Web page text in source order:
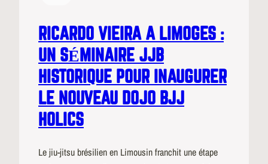
RICARDO VIEIRA A LIMOGES :
UN SÉMINAIRE JJB
HISTORIQUE POUR INAUGURER
LE NOUVEAU DOJO BJJ
HOLICS
Le jiu-jitsu brésilien en Limousin franchit une étape